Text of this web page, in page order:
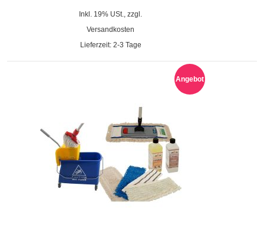
Inkl. 19% USt., zzgl.
Versandkosten
Lieferzeit: 2-3 Tage
Angebot